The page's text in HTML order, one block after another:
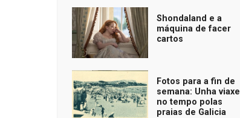
Shondaland e a
máquina de facer
cartos
Fotos para a fin de
semana: Unha viaxe
no tempo polas
praias de Galicia